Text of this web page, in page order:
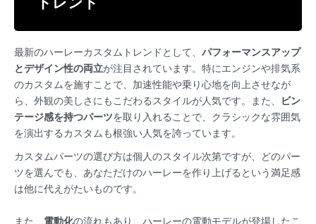
最新のハーレーカスタムトレンドとして、 パフォーマンスアップ
とデザイン性の両立が注目されています。特にエンジンや排気系
のカスタムを施すことで、加速性能や乗り心地を向上させなが
ら、外観の美しさにもこだわるスタイルが人気です。また、 ビン
テージ感を持つパーツを取り入れることで、クラシックな雰囲気
を演出するカスタムも根強い人気を誇っています。
カスタムパーツの選び方は個人のスタイル次第ですが、どのパー
ツを選んでも、あなただけのハーレーを作り上げるという満足感
は他に代えがたいものです。
また、 電動化の流れもあり、ハーレーの電動モデルが登場したこ